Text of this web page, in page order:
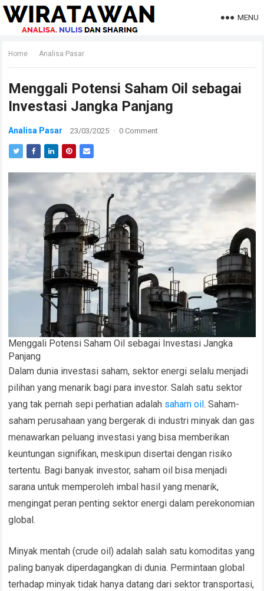
MENU
Home Analisa Pasar
Menggali Potensi Saham Oil sebagai
Investasi Jangka Panjang
Analisa Pasar 23/03/2025 · 0 Comment
Menggali Potensi Saham Oil sebagai Investasi Jangka
Panjang
Dalam dunia investasi saham, sektor energi selalu menjadi
pilihan yang menarik bagi para investor. Salah satu sektor
yang tak pernah sepi perhatian adalah saham oil. Saham-
saham perusahaan yang bergerak di industri minyak dan gas
menawarkan peluang investasi yang bisa memberikan
keuntungan signifikan, meskipun disertai dengan risiko
tertentu. Bagi banyak investor, saham oil bisa menjadi
sarana untuk memperoleh imbal hasil yang menarik,
mengingat peran penting sektor energi dalam perekonomian
global.
Minyak mentah (crude oil) adalah salah satu komoditas yang
paling banyak diperdagangkan di dunia. Permintaan global
terhadap minyak tidak hanya datang dari sektor transportasi,